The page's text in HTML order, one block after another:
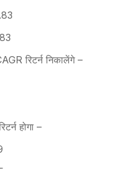
रिटर्न निकालेंगे –
होगा –